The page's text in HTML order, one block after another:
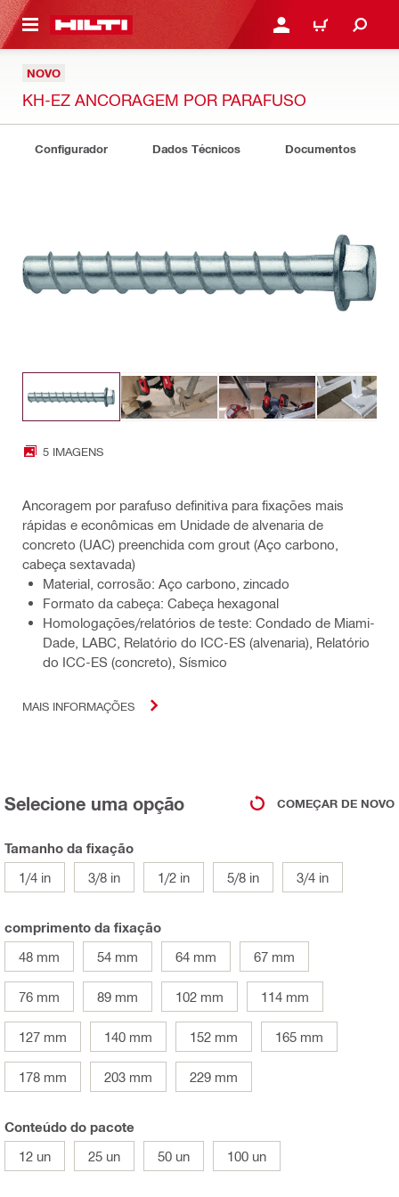
PRINCIPAL ENTRAR OU CADASTRAR
CARRINHO
NOVO
KH-EZ ANCORAGEM POR PARAFUSO
Configurador Dados Técnicos Documentos
5 IMAGENS
Ancoragem por parafuso definitiva para fixações mais
rápidas e econômicas em Unidade de alvenaria de
concreto (UAC) preenchida com grout (Aço carbono,
cabeça sextavada)
Material, corrosão: Aço carbono, zincado
Formato da cabeça: Cabeça hexagonal
Homologações/relatórios de teste: Condado de Miami-
Dade, LABC, Relatório do ICC-ES (alvenaria), Relatório
do ICC-ES (concreto), Sísmico
MAIS INFORMAÇÕES
Selecione uma opção COMEÇAR DE NOVO
Tamanho da fixação
1/4 in
3/8 in 1/2 in 5/8 in 3/4 in
comprimento da fixação
48 mm
54 mm 64 mm 67 mm
76 mm 89 mm 102 mm 114 mm
127 mm 140 mm 152 mm 165 mm
178 mm 203 mm 229 mm
Conteúdo do pacote
12 un
25 un 50 un 100 un